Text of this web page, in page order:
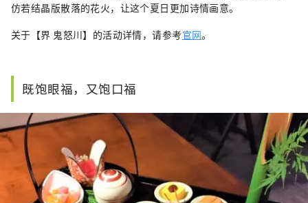
仿若结晶版散落的花火，让这个夏日更加诗情画意。
关于【界 鬼怒川】的活动详情，请参考官网。
既饱眼福，又饱口福